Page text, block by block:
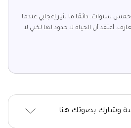
سنوات. دائمًا ما يثير إعجابي عندما
أعتقد أن الحياة لا حدود لها لكني لا
وشارك بصوتك هنا